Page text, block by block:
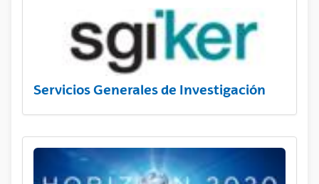
Servicios Generales de Investigación